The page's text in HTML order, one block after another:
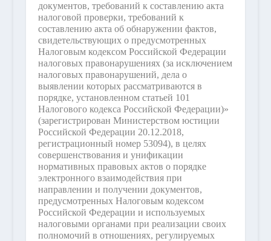
документов, требований к составлению акта
налоговой проверки, требований к
составлению акта об обнаружении фактов,
свидетельствующих о предусмотренных
Налоговым кодексом Российской Федерации
налоговых правонарушениях (за исключением
налоговых правонарушений, дела о
выявлении которых рассматриваются в
порядке, установленном статьей 101
Налогового кодекса Российской Федерации)»
(зарегистрирован Министерством юстиции
Российской Федерации 20.12.2018,
регистрационный номер 53094), в целях
совершенствования и унификации
нормативных правовых актов о порядке
электронного взаимодействия при
направлении и получении документов,
предусмотренных Налоговым кодексом
Российской Федерации и используемых
налоговыми органами при реализации своих
полномочий в отношениях, регулируемых